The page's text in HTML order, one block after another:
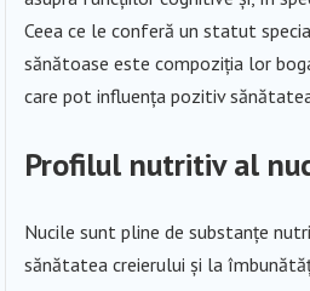
Ceea ce le conferă un statut
sănătoase este compoziția lor
care pot influența pozitiv
Profilul nutritiv al
Nucile sunt pline de substanțe
sănătatea creierului și la